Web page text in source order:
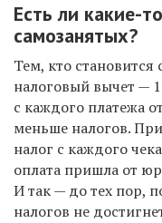
Есть ли какие-
самозанятых?
Тем, кто
налоговый вычет —
с каждого платежа
меньше налогов.
налог с каждого
оплата пришла от
И так — до тех пор,
налогов не